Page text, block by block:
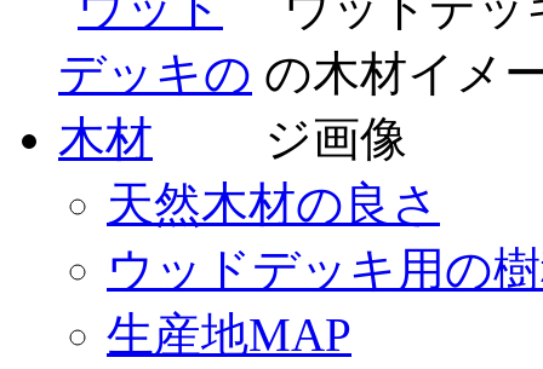
天然木材の良さ
ウッドデッキ用の
生産地MAP